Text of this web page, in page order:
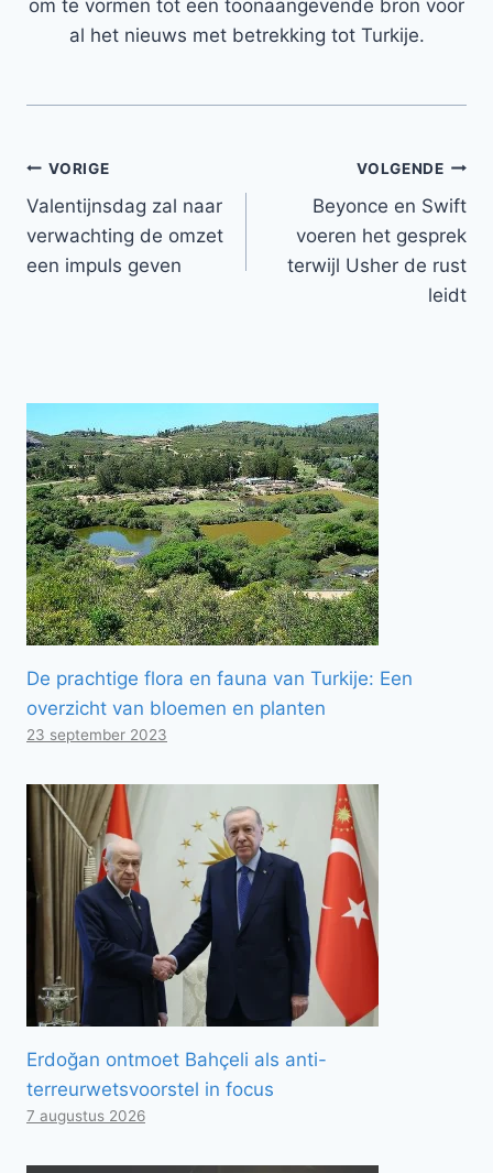
om te vormen tot een toonaangevende bron voor
al het nieuws met betrekking tot Turkije.
Bericht
navigatie
VORIGE
Valentijnsdag zal naar
verwachting de omzet
een impuls geven
VOLGENDE
Beyonce en Swift
voeren het gesprek
terwijl Usher de rust
leidt
De prachtige flora en fauna van Turkije: Een
overzicht van bloemen en planten
23 september 2023
Erdoğan ontmoet Bahçeli als anti-
terreurwetsvoorstel in focus
7 augustus 2026